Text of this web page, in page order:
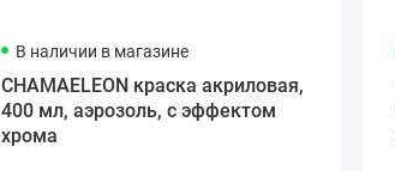
В наличии в магазине
CHAMAELEON краска акриловая,
400 мл, аэрозоль, с эффектом
хрома